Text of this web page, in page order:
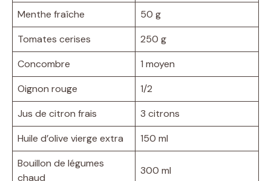
Menthe fraîche
50 g
Tomates cerises
250 g
Concombre
1 moyen
Oignon rouge
1/2
Jus de citron frais
3 citrons
Huile d’olive vierge extra
150 ml
Bouillon de légumes
chaud
300 ml